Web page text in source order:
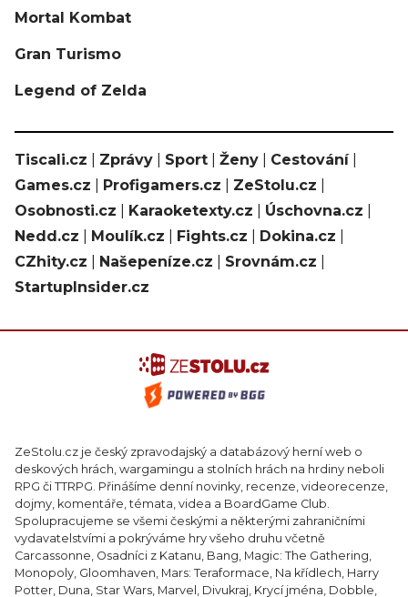
Mortal Kombat
Gran Turismo
Legend of Zelda
Tiscali.cz Zprávy Sport Ženy Cestování|
Games.cz
Profigamers.cz ZeStolu.cz
Osobnosti.cz
Karaoketexty.cz Úschovna.cz
Nedd.cz
Moulík.cz Fights.cz Dokina.cz
CZhity.cz
Našepeníze.cz Srovnám.cz
StartupInsider.cz
ZeStolu.cz je český zpravodajský a databázový herní web o
deskových hrách, wargamingu a stolních hrách na hrdiny neboli
RPG či TTRPG. Přinášíme denní novinky, recenze, videorecenze,
dojmy, komentáře, témata, videa a BoardGame Club.
Spolupracujeme se všemi českými a některými zahraničními
vydavatelstvími a pokrýváme hry všeho druhu včetně
Carcassonne, Osadníci z Katanu, Bang, Magic: The Gathering,
Monopoly, Gloomhaven, Mars: Teraformace, Na křídlech, Harry
Potter, Duna, Star Wars, Marvel, Divukraj, Krycí jména, Dobble,